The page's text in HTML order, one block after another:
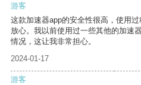
游客
这款加速器app的安全性很高，使用
放心。我以前使用过一些其他的加速
情况，这让我非常担心。
2024-01-17
游客